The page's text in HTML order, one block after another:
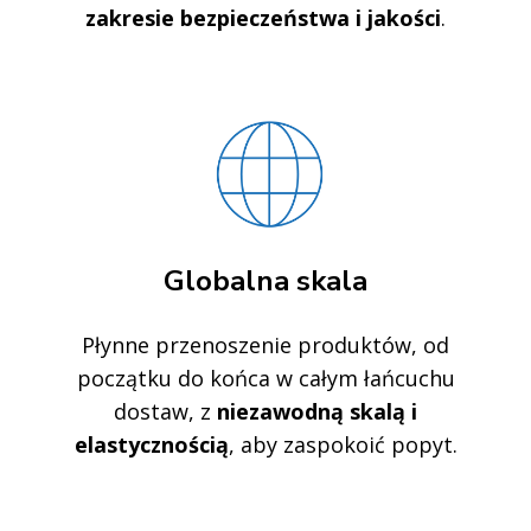
zakresie bezpieczeństwa i jakości.
Globalna skala
Płynne przenoszenie produktów, od
początku do końca w całym łańcuchu
dostaw, z niezawodną skalą i
elastycznością, aby zaspokoić popyt.